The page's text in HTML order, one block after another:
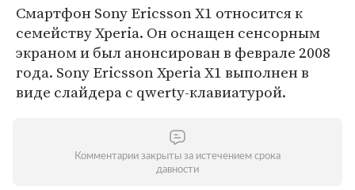
Смартфон Sony Ericsson Х1 относится к
семейству Xperia. Он оснащен сенсорным
экраном и был анонсирован в феврале 2008
года. Sony Ericsson Xperia Х1 выполнен в
виде слайдера с qwerty-клавиатурой.
Комментарии закрыты за истечением срока
давности